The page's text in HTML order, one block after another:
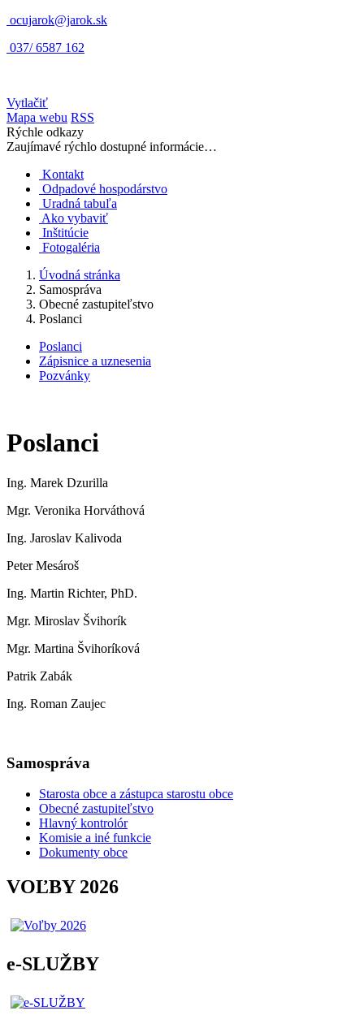
ocujarok@jarok.sk
037/ 6587 162
Vytlačiť
Mapa webu RSS
Rýchle odkazy
Zaujímavé rýchlo dostupné informácie…
Kontakt
Odpadové hospodárstvo
Uradná tabuľa
Ako vybaviť
Inštitúcie
Fotogaléria
Úvodná stránka
Samospráva
Obecné zastupiteľstvo
Poslanci
Poslanci
Zápisnice a uznesenia
Pozvánky
Poslanci
Ing. Marek Dzurilla
Mgr. Veronika Horváthová
Ing. Jaroslav Kalivoda
Peter Mesároš
Ing. Martin Richter, PhD.
Mgr. Miroslav Švihorík
Mgr. Martina Švihoríková
Patrik Zabák
Ing. Roman Zaujec
Samospráva
Starosta obce a zástupca starostu obce
Obecné zastupiteľstvo
Hlavný kontrolór
Komisie a iné funkcie
Dokumenty obce
VOĽBY 2026
e-SLUŽBY